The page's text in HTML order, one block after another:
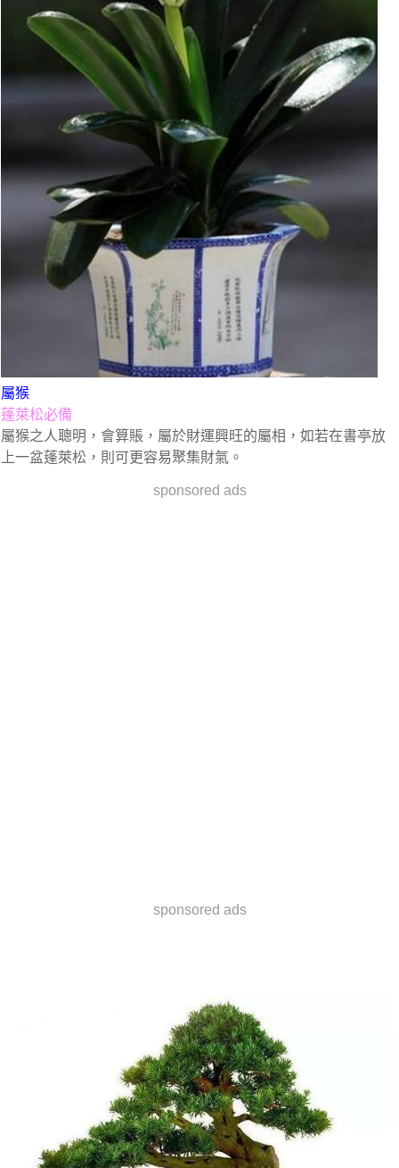
屬猴
蓬萊松必備
屬猴之人聰明，會算賬，屬於財運興旺的屬相，如若在書亭放
上一盆蓬萊松，則可更容易聚集財氣。
sponsored ads
sponsored ads